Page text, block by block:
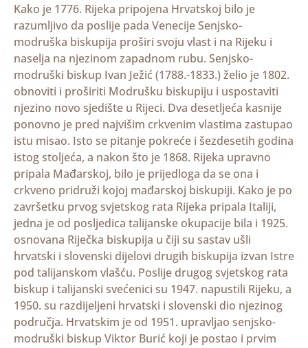
Kako je 1776. Rijeka pripojena Hrvatskoj bilo je
razumljivo da poslije pada Venecije Senjsko-
modruška biskupija proširi svoju vlast i na Rijeku i
naselja na njezinom zapadnom rubu. Senjsko-
modruški biskup Ivan Ježić (1788.-1833.) želio je 1802.
obnoviti i proširiti Modrušku biskupiju i uspostaviti
njezino novo sjedište u Rijeci. Dva desetljeća kasnije
ponovno je pred najvišim crkvenim vlastima zastupao
istu misao. Isto se pitanje pokreće i šezdesetih godina
istog stoljeća, a nakon što je 1868. Rijeka upravno
pripala Mađarskoj, bilo je prijedloga da se ona i
crkveno pridruži kojoj mađarskoj biskupiji. Kako je po
završetku prvog svjetskog rata Rijeka pripala Italiji,
jedna je od posljedica talijanske okupacije bila i 1925.
osnovana Riječka biskupija u čiji su sastav ušli
hrvatski i slovenski dijelovi drugih biskupija izvan Istre
pod talijanskom vlašću. Poslije drugog svjetskog rata
biskup i talijanski svećenici su 1947. napustili Rijeku, a
1950. su razdijeljeni hrvatski i slovenski dio njezinog
područja. Hrvatskim je od 1951. upravljao senjsko-
modruški biskup Viktor Burić koji je postao i prvim